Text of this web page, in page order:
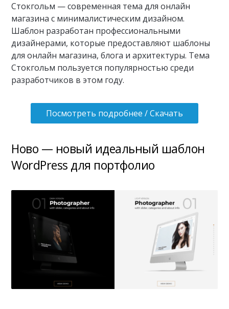
Стокгольм — современная тема для онлайн
магазина с минималистическим дизайном.
Шаблон разработан профессиональными
дизайнерами, которые предоставляют шаблоны
для онлайн магазина, блога и архитектуры. Тема
Стокгольм пользуется популярностью среди
разработчиков в этом году.
Посмотреть подробнее / Скачать
Ново — новый идеальный шаблон
WordPress для портфолио